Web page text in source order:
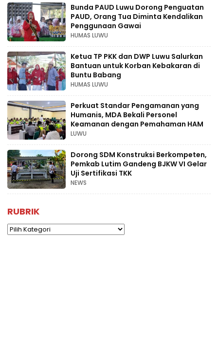
Bunda PAUD Luwu Dorong Penguatan
PAUD, Orang Tua Diminta Kendalikan
Penggunaan Gawai
HUMAS LUWU
Ketua TP PKK dan DWP Luwu Salurkan
Bantuan untuk Korban Kebakaran di
Buntu Babang
HUMAS LUWU
Perkuat Standar Pengamanan yang
Humanis, MDA Bekali Personel
Keamanan dengan Pemahaman HAM
LUWU
Dorong SDM Konstruksi Berkompeten,
Pemkab Lutim Gandeng BJKW VI Gelar
Uji Sertifikasi TKK
NEWS
RUBRIK
Rubrik